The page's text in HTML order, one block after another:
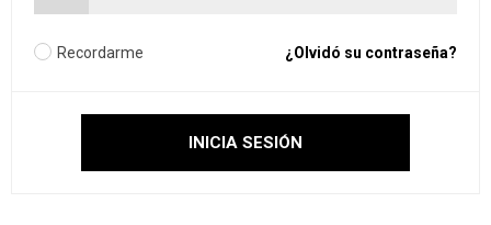
Recordarme ¿Olvidó su contraseña?